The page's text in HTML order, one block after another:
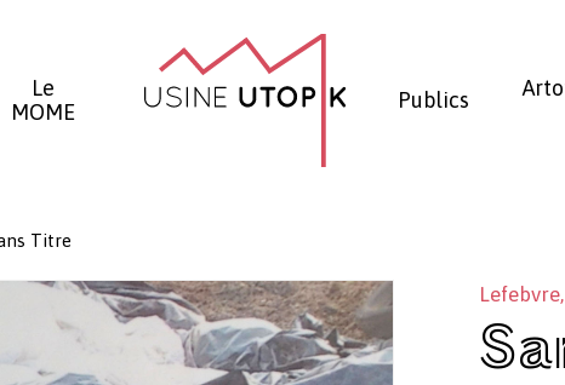
Le
MOME
Publics
Titre